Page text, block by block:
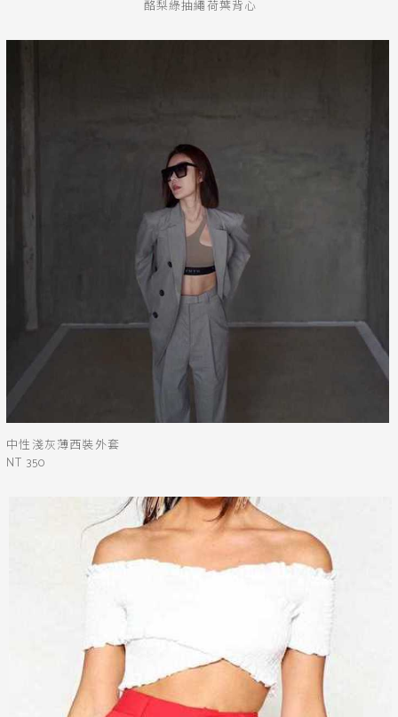
酪梨綠抽繩荷葉背心
中性淺灰薄西裝外套
NT 350